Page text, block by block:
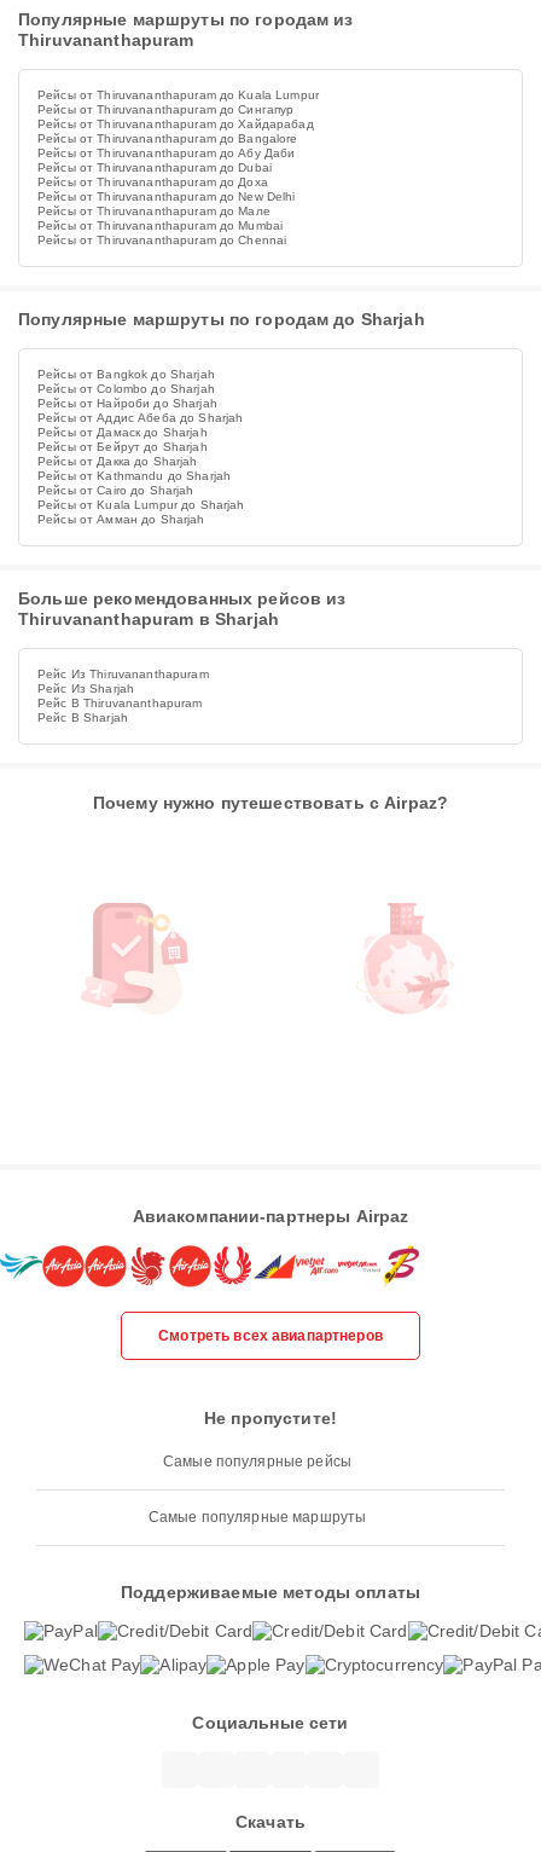
Популярные маршруты по городам из
Thiruvananthapuram
Рейсы от Thiruvananthapuram до Kuala Lumpur
Рейсы от Thiruvananthapuram до Сингапур
Рейсы от Thiruvananthapuram до Хайдарабад
Рейсы от Thiruvananthapuram до Bangalore
Рейсы от Thiruvananthapuram до Абу Даби
Рейсы от Thiruvananthapuram до Dubai
Рейсы от Thiruvananthapuram до Доха
Рейсы от Thiruvananthapuram до New Delhi
Рейсы от Thiruvananthapuram до Мале
Рейсы от Thiruvananthapuram до Mumbai
Рейсы от Thiruvananthapuram до Chennai
Популярные маршруты по городам до Sharjah
Рейсы от Bangkok до Sharjah
Рейсы от Colombo до Sharjah
Рейсы от Найроби до Sharjah
Рейсы от Аддис Абеба до Sharjah
Рейсы от Дамаск до Sharjah
Рейсы от Бейрут до Sharjah
Рейсы от Дакка до Sharjah
Рейсы от Kathmandu до Sharjah
Рейсы от Cairo до Sharjah
Рейсы от Kuala Lumpur до Sharjah
Рейсы от Амман до Sharjah
Больше рекомендованных рейсов из
Thiruvananthapuram в Sharjah
Рейс Из Thiruvananthapuram
Рейс Из Sharjah
Рейс В Thiruvananthapuram
Рейс В Sharjah
Почему нужно путешествовать с Airpaz?
Авиакомпании-партнеры Airpaz
Смотреть всех авиапартнеров
Не пропустите!
Самые популярные рейсы
Самые популярные маршруты
Поддерживаемые методы оплаты
Социальные сети
Скачать